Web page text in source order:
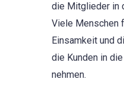
die Mitglieder in
Viele Menschen
Einsamkeit und
die Kunden in
nehmen.